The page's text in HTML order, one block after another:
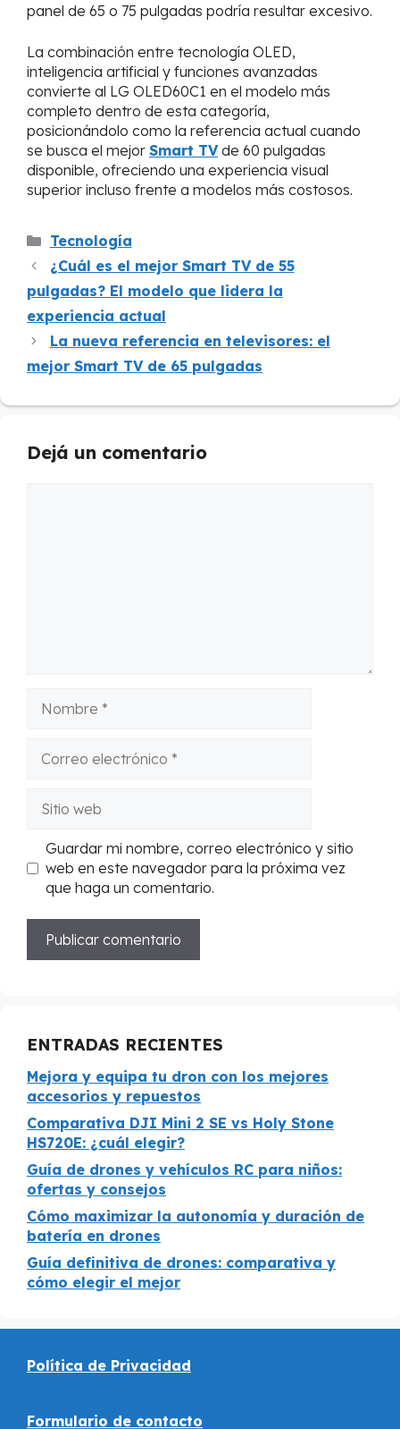
panel de 65 o 75 pulgadas podría resultar excesivo.
La combinación entre tecnología OLED,
inteligencia artificial y funciones avanzadas
convierte al LG OLED60C1 en el modelo más
completo dentro de esta categoría,
posicionándolo como la referencia actual cuando
se busca el mejor Smart TVde 60 pulgadas
disponible, ofreciendo una experiencia visual
superior incluso frente a modelos más costosos.
Categorías
Tecnología
¿Cuál es el mejor Smart TV de 55
pulgadas? El modelo que lidera la
experiencia actual
La nueva referencia en televisores: el
mejor Smart TV de 65 pulgadas
Dejá un comentario
electrónico
web
Guardar mi nombre, correo electrónico y sitio
web en este navegador para la próxima vez
que haga un comentario.
ENTRADAS RECIENTES
Mejora y equipa tu dron con los mejores
accesorios y repuestos
Comparativa DJI Mini 2 SE vs Holy Stone
HS720E: ¿cuál elegir?
Guía de drones y vehículos RC para niños:
ofertas y consejos
Cómo maximizar la autonomía y duración de
batería en drones
Guía definitiva de drones: comparativa y
cómo elegir el mejor
Política de Privacidad
Formulario de contacto